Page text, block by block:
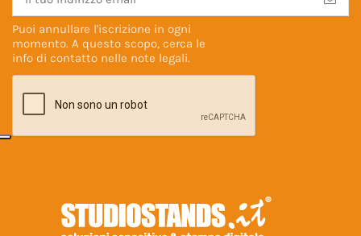
Puoi annullare l'iscrizione in ogni
momento. A questo scopo, cerca le
info di contatto nelle note legali.